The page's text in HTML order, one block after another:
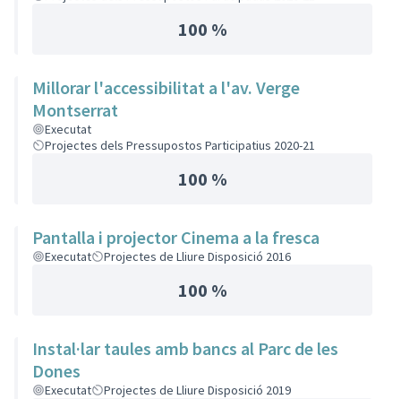
100 %
Millorar l'accessibilitat a l'av. Verge
Montserrat
Executat
Projectes dels Pressupostos Participatius 2020-21
100 %
Pantalla i projector Cinema a la fresca
Executat Projectes de Lliure Disposició 2016
100 %
Instal·lar taules amb bancs al Parc de les
Dones
Executat Projectes de Lliure Disposició 2019